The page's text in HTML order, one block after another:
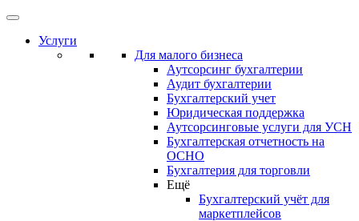
Услуги
Для малого бизнеса
Аутсорсинг бухгалтерии
Аудит бухгалтерии
Бухгалтерский учет
Юридическая поддержка
Аутсорсинговые услуги для УСН
Бухгалтерская отчетность на
ОСНО
Бухгалтерия для торговли
Ещё
Бухгалтерский учёт для
маркетплейсов